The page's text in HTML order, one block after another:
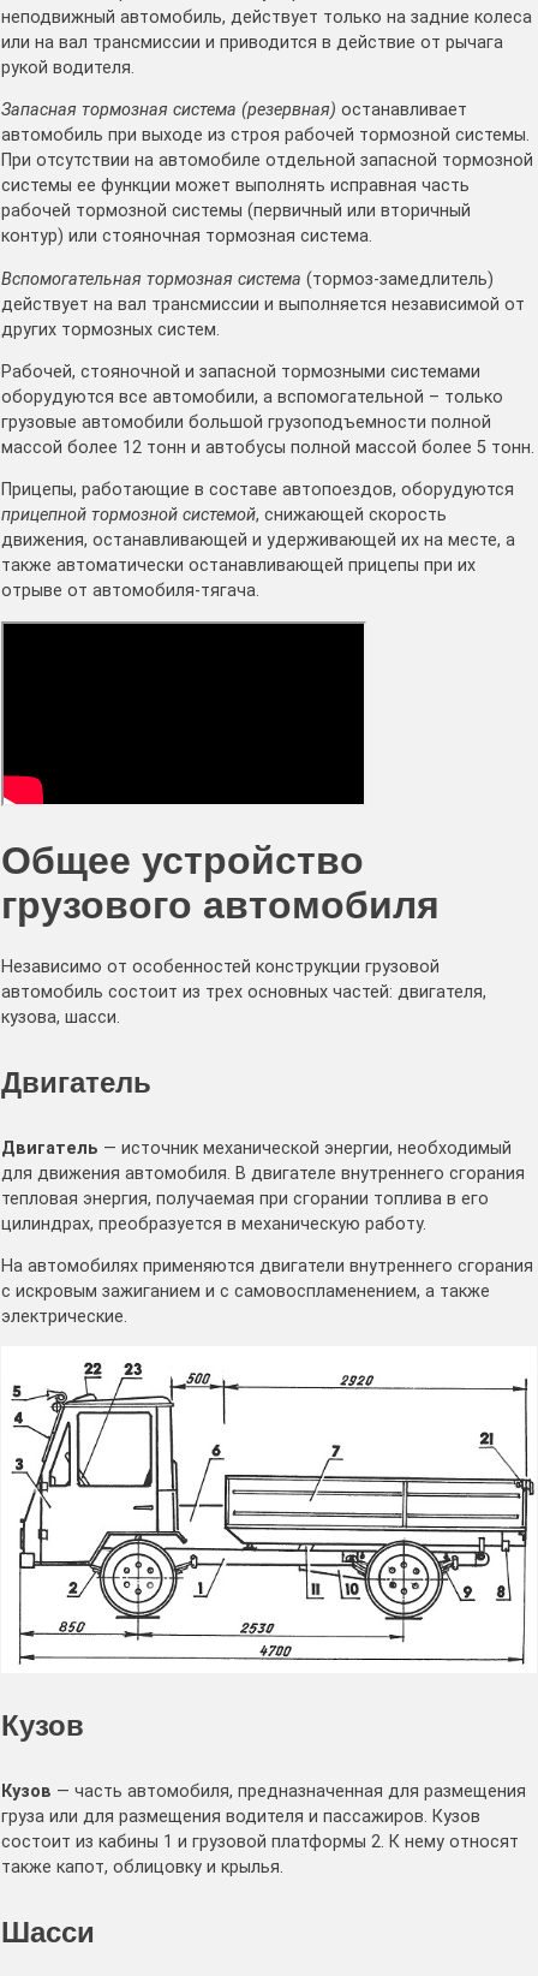
неподвижный автомобиль, действует только на задние колеса
или на вал трансмиссии и приводится в действие от рычага
рукой водителя.
Запасная тормозная система (резервная) останавливает
автомобиль при выходе из строя рабочей тормозной системы.
При отсутствии на автомобиле отдельной запасной тормозной
системы ее функции может выполнять исправная часть
рабочей тормозной системы (первичный или вторичный
контур) или стояночная тормозная система.
Вспомогательная тормозная система (тормоз-замедлитель)
действует на вал трансмиссии и выполняется независимой от
других тормозных систем.
Рабочей, стояночной и запасной тормозными системами
оборудуются все автомобили, а вспомогательной – только
грузовые автомобили большой грузоподъемности полной
массой более 12 тонн и автобусы полной массой более 5 тонн.
Прицепы, работающие в составе автопоездов, оборудуются
прицепной тормозной системой, снижающей скорость
движения, останавливающей и удерживающей их на месте, а
также автоматически останавливающей прицепы при их
отрыве от автомобиля-тягача.
Общее устройство
грузового автомобиля
Независимо от особенностей конструкции грузовой
автомобиль состоит из трех основных частей: двигателя,
кузова, шасси.
Двигатель
Двигатель — источник механической энергии, необходимый
для движения автомобиля. В двигателе внутреннего сгорания
тепловая энергия, получаемая при сгорании топлива в его
цилиндрах, преобразуется в механическую работу.
На автомобилях применяются двигатели внутреннего сгорания
с искровым зажиганием и с самовоспламенением, а также
электрические.
Кузов
Кузов — часть автомобиля, предназначенная для размещения
груза или для размещения водителя и пассажиров. Кузов
состоит из кабины 1 и грузовой платформы 2. К нему относят
также капот, облицовку и крылья.
Шасси